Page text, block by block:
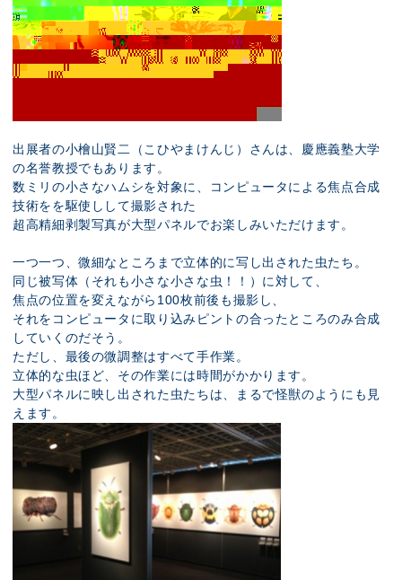
出展者の小檜山賢二（こひやまけんじ）さんは、慶應義塾大学
の名誉教授でもあります。
数ミリの小さなハムシを対象に、コンピュータによる焦点合成
技術をを駆使しして撮影された
超高精細剥製写真が大型パネルでお楽しみいただけます。
一つ一つ、微細なところまで立体的に写し出された虫たち。
同じ被写体（それも小さな小さな虫！！）に対して、
焦点の位置を変えながら100枚前後も撮影し、
それをコンピュータに取り込みピントの合ったところのみ合成
していくのだそう。
ただし、最後の微調整はすべて手作業。
立体的な虫ほど、その作業には時間がかかります。
大型パネルに映し出された虫たちは、まるで怪獣のようにも見
えます。